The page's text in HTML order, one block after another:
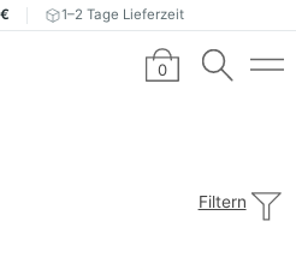
1–2 Tage Lieferzeit
0
Filtern